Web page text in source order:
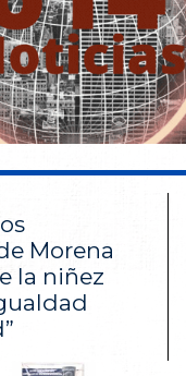
Morena
la niñez